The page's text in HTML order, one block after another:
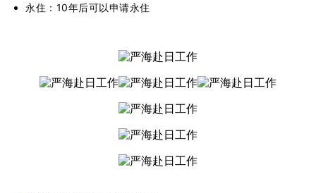
永住：10年后可以申请永住